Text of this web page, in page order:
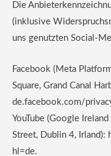
Die
(inklusive
uns genutzten Social-
Facebook (Meta
Square, Grand Canal
de.facebook.com/
YouTube (Google
Street, Dublin 4,
hl=de.